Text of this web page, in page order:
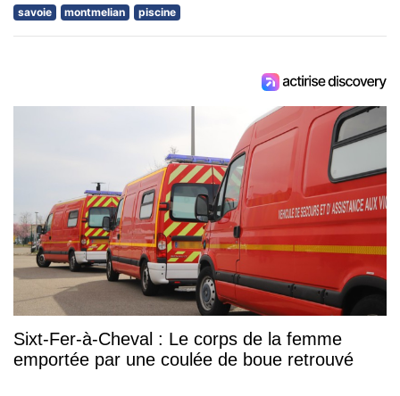
savoie montmelian piscine
Sixt-Fer-à-Cheval : Le corps de la femme
emportée par une coulée de boue retrouvé